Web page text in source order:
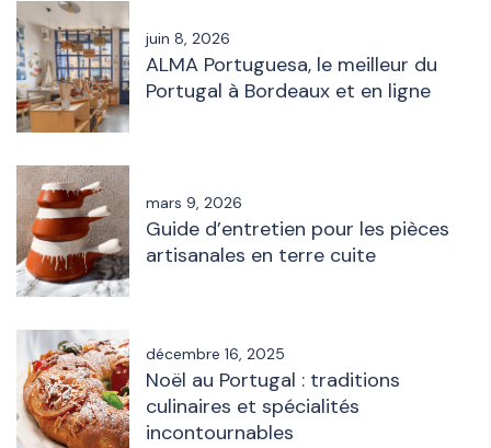
juin 8, 2026
ALMA Portuguesa, le meilleur du
Portugal à Bordeaux et en ligne
mars 9, 2026
Guide d’entretien pour les pièces
artisanales en terre cuite
décembre 16, 2025
Noël au Portugal : traditions
culinaires et spécialités
incontournables